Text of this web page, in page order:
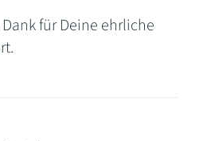
für Deine ehrliche